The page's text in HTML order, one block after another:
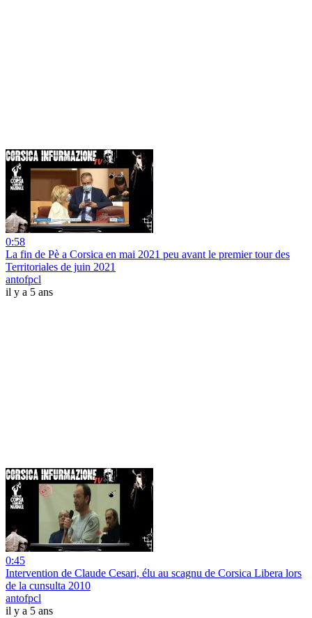
0:58
La fin de Pè a Corsica en mai 2021 peu avant le premier tour des
Territoriales de juin 2021
antofpcl
il y a 5 ans
0:45
Intervention de Claude Cesari, élu au scagnu de Corsica Libera lors
de la cunsulta 2010
antofpcl
il y a 5 ans